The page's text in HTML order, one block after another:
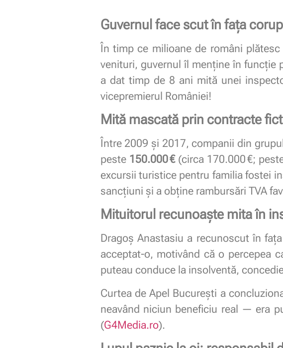
Guvernul face scut în fața
În timp ce milioane de români
venituri, guvernul îl menține în funcție
a dat timp de 8 ani mită unei
vicepremierul României!
Mită mascată prin contracte
Între 2009 și 2017, companii din
peste 150.000 €(circa 170.000 €;
excursii turistice pentru familia fostei
sancțiuni și a obține rambursări TVA
Mituitorul recunoaște mita în
Dragoș Anastasiu a recunoscut în
acceptat-o, motivând că o percepea
puteau conduce la insolventă,
Curtea de Apel București a
neavând niciun beneficiu real — era
(G4Media.ro).